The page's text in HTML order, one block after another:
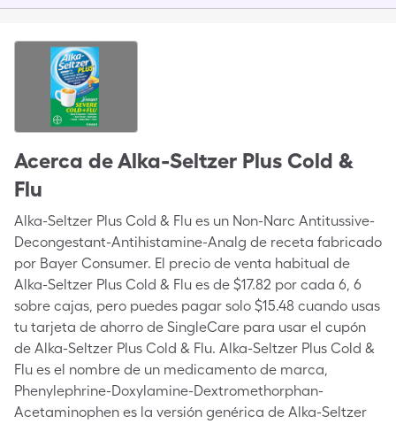
Acerca deAlka-Seltzer Plus Cold &
Flu
Alka-Seltzer Plus Cold & Flu es un Non-Narc Antitussive-
Decongestant-Antihistamine-Analg de receta fabricado
por Bayer Consumer. El precio de venta habitual de
Alka-Seltzer Plus Cold & Flu es de $17.82 por cada 6, 6
sobre cajas, pero puedes pagar solo $15.48 cuando usas
tu tarjeta de ahorro de SingleCare para usar el cupón
de Alka-Seltzer Plus Cold & Flu. Alka-Seltzer Plus Cold &
Flu es el nombre de un medicamento de marca,
Phenylephrine-Doxylamine-Dextromethorphan-
Acetaminophen es la versión genérica de Alka-Seltzer